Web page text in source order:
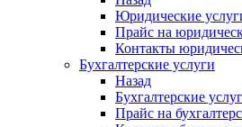
Юридические
Прайс на
Контакты
Бухгалтерские услуги
Назад
Бухгалтерские
Прайс на